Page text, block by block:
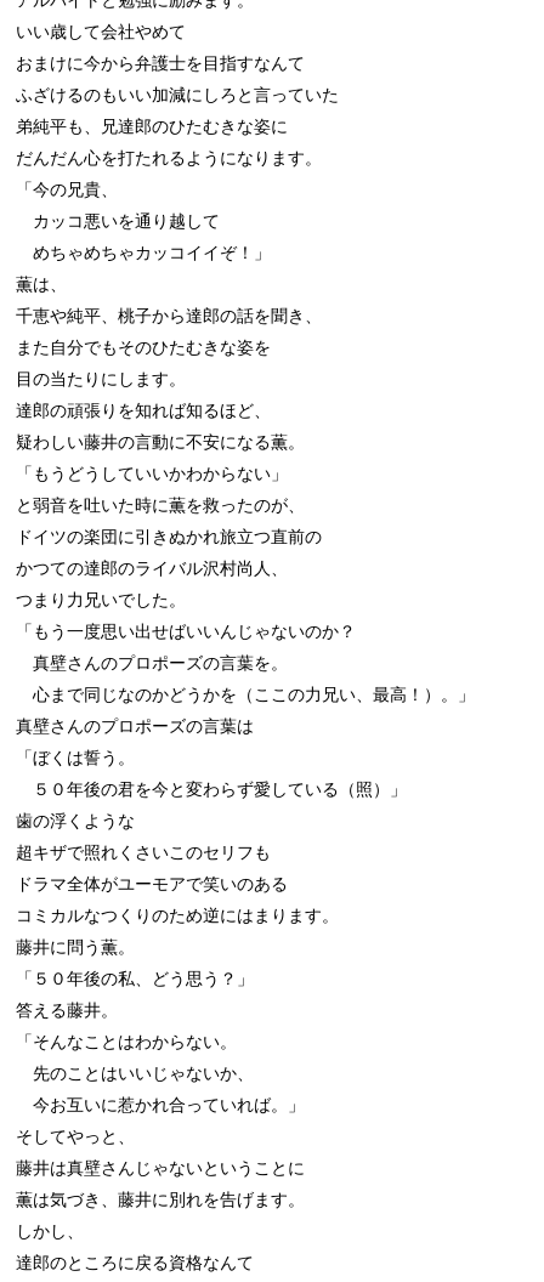
いい歳して会社やめて
おまけに今から弁護士を目指すなんて
ふざけるのもいい加減にしろと言っていた
弟純平も、兄達郎のひたむきな姿に
だんだん心を打たれるようになります。
「今の兄貴、
カッコ悪いを通り越して
めちゃめちゃカッコイイぞ！」
薫は、
千恵や純平、桃子から達郎の話を聞き、
また自分でもそのひたむきな姿を
目の当たりにします。
達郎の頑張りを知れば知るほど、
疑わしい藤井の言動に不安になる薫。
「もうどうしていいかわからない」
と弱音を吐いた時に薫を救ったのが、
ドイツの楽団に引きぬかれ旅立つ直前の
かつての達郎のライバル沢村尚人、
つまり力兄いでした。
「もう一度思い出せばいいんじゃないのか？
真壁さんのプロポーズの言葉を。
心まで同じなのかどうかを（ここの力兄い、最高！）。」
真壁さんのプロポーズの言葉は
「ぼくは誓う。
５０年後の君を今と変わらず愛している（照）」
歯の浮くような
超キザで照れくさいこのセリフも
ドラマ全体がユーモアで笑いのある
コミカルなつくりのため逆にはまります。
藤井に問う薫。
「５０年後の私、どう思う？」
答える藤井。
「そんなことはわからない。
先のことはいいじゃないか、
今お互いに惹かれ合っていれば。」
そしてやっと、
藤井は真壁さんじゃないということに
薫は気づき、藤井に別れを告げます。
しかし、
達郎のところに戻る資格なんて